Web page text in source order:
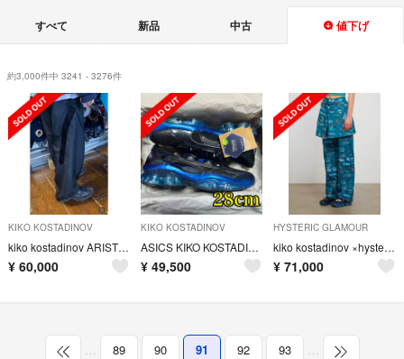
すべて 新品 中古 値下げ
約3,000件中 3241 - 3276件
KIKO KOSTADINOV
kiko kostadinov ARISTIDES WIDE TROUSERS
¥ 60,000
KIKO KOSTADINOV
ASICS KIKO KOSTADINOV HYSTERIC GLAMOUR
¥ 49,500
HYSTERIC GLAMOUR
kiko kostadinov ×hysteric glamour Msize
¥ 71,000
… 89 90 91 92 93 …